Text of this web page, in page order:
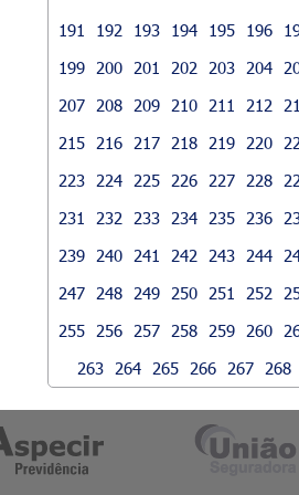
191
192 193 194 195 196
199
200 201 202 203 204
207
208 209 210 211 212
215
216 217 218 219 220
223
224 225 226 227 228
231
232 233 234 235 236
239
240 241 242 243 244
247
248 249 250 251 252
255
256 257 258 259 260
263
264 265 266 267 268